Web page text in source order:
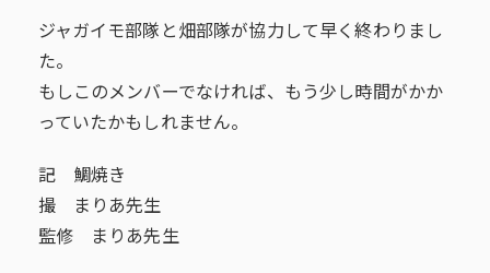
ジャガイモ部隊と畑部隊が協力して早く終わりまし
た。
もしこのメンバーでなければ、もう少し時間がかか
っていたかもしれません。
記 鯛焼き
撮 まりあ先生
監修 まりあ先生